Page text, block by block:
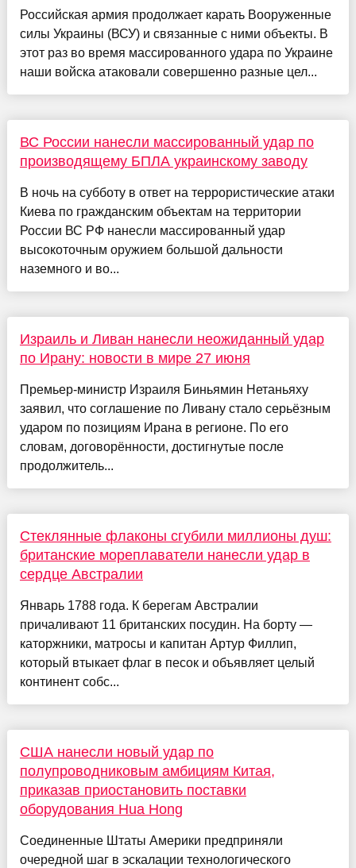
Российская армия продолжает карать Вооруженные
силы Украины (ВСУ) и связанные с ними объекты. В
этот раз во время массированного удара по Украине
наши войска атаковали совершенно разные цел...
ВС России нанесли массированный удар по
производящему БПЛА украинскому заводу
В ночь на субботу в ответ на террористические атаки
Киева по гражданским объектам на территории
России ВС РФ нанесли массированный удар
высокоточным оружием большой дальности
наземного и во...
Израиль и Ливан нанесли неожиданный удар
по Ирану: новости в мире 27 июня
Премьер-министр Израиля Биньямин Нетаньяху
заявил, что соглашение по Ливану стало серьёзным
ударом по позициям Ирана в регионе. По его
словам, договорённости, достигнутые после
продолжитель...
Стеклянные флаконы сгубили миллионы душ:
британские мореплаватели нанесли удар в
сердце Австралии
Январь 1788 года. К берегам Австралии
причаливают 11 британских посудин. На борту —
каторжники, матросы и капитан Артур Филлип,
который втыкает флаг в песок и объявляет целый
континент собс...
США нанесли новый удар по
полупроводниковым амбициям Китая,
приказав приостановить поставки
оборудования Hua Hong
Соединенные Штаты Америки предприняли
очередной шаг в эскалации технологического